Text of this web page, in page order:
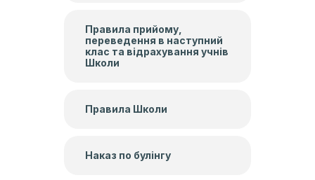
Правила прийому,
переведення в наступний
клас та відрахування учнів
Школи
Правила Школи
Наказ по булінгу